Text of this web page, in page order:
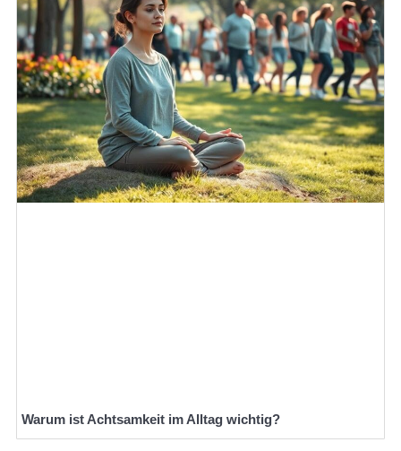
Warum ist Achtsamkeit im Alltag wichtig?